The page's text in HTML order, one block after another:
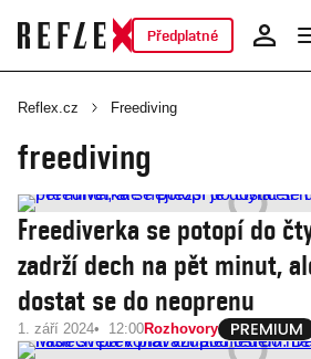
Předplatné
Reflex.cz Freediving
freediving
Freediverka se potopí do
zadrží dech na pět minut,
dostat se do neoprenu
1. září 2024 12:00Rozhovory